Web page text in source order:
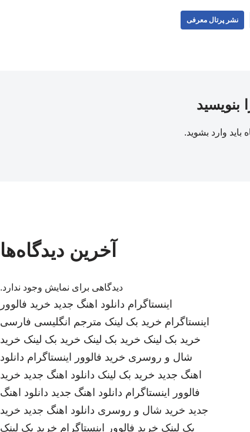
نشر پرتال معرفی
بنویسید
باید وارد بشوید.
آخرین دیدگاه‌ها
دیدگاهی برای نمایش وجود ندارد.
اینستاگرام دانلود اهنگ جدید خرید فالوور
اینستاگرام خرید بک لینک مترجم انگلیسی فارسی
خرید بک لینک خرید بک لینک خرید بک لینک خرید
شال و روسری خرید فالوور اینستاگرام دانلود
اهنگ جدید خرید بک لینک دانلود اهنگ جدید خرید
فالوور اینستاگرام دانلود اهنگ جدید دانلود اهنگ
جدید خرید شال و روسری دانلود اهنگ جدید خرید
بک لینک خرید فالوور اینستاگرام خرید بک لینک